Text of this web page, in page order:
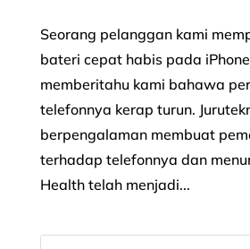
Seorang pelanggan kami
bateri cepat habis pada
memberitahu kami bahawa
telefonnya kerap turun.
berpengalaman membuat
terhadap telefonnya dan
Health telah menjadi...